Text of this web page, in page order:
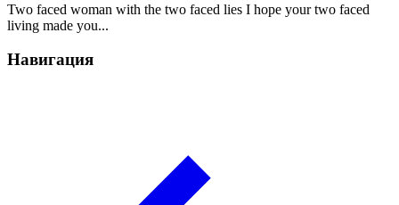
Two faced woman with the two faced lies I hope your two faced
living made you...
Навигация